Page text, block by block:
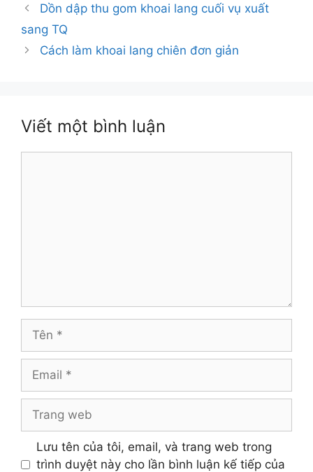
Dồn dập thu gom khoai lang cuối vụ xuất
sang TQ
Cách làm khoai lang chiên đơn giản
Viết một bình luận
web
Lưu tên của tôi, email, và trang web trong
trình duyệt này cho lần bình luận kế tiếp của